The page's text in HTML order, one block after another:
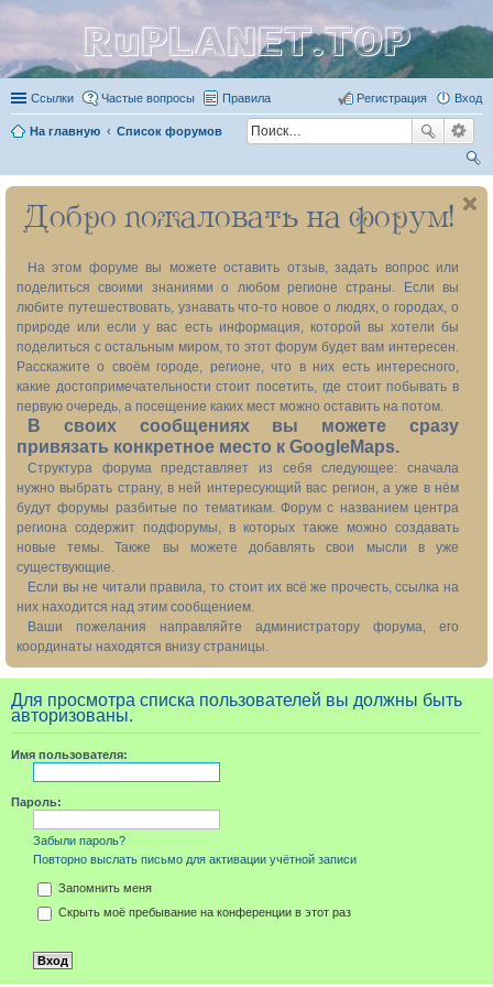
RuPLANET.TOP
Ссылки Частые вопросы Правила Вход
Регистрация
На главную Список форумов
ои
ск
Добро пожаловать на форум!
На этом форуме вы можете оставить отзыв, задать вопрос или
поделиться своими знаниями о любом регионе страны. Если вы
любите путешествовать, узнавать что-то новое о людях, о городах, о
природе или если у вас есть информация, которой вы хотели бы
поделиться с остальным миром, то этот форум будет вам интересен.
Расскажите о своём городе, регионе, что в них есть интересного,
какие достопримечательности стоит посетить, где стоит побывать в
первую очередь, а посещение каких мест можно оставить на потом.
В своих сообщениях вы можете сразу
привязать конкретное место к GoogleMaps.
Структура форума представляет из себя следующее: сначала
нужно выбрать страну, в ней интересующий вас регион, а уже в нём
будут форумы разбитые по тематикам. Форум с названием центра
региона содержит подфорумы, в которых также можно создавать
новые темы. Также вы можете добавлять свои мысли в уже
существующие.
Если вы не читали правила, то стоит их всё же прочесть, ссылка на
них находится над этим сообщением.
Ваши пожелания направляйте администратору форума, его
координаты находятся внизу страницы.
Для просмотра списка пользователей вы должны быть
авторизованы.
Имя пользователя:
Пароль:
Забыли пароль?
Повторно выслать письмо для активации учётной записи
Запомнить меня
Скрыть моё пребывание на конференции в этот раз